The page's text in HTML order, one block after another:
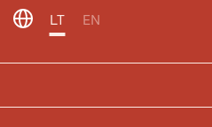
LT EN